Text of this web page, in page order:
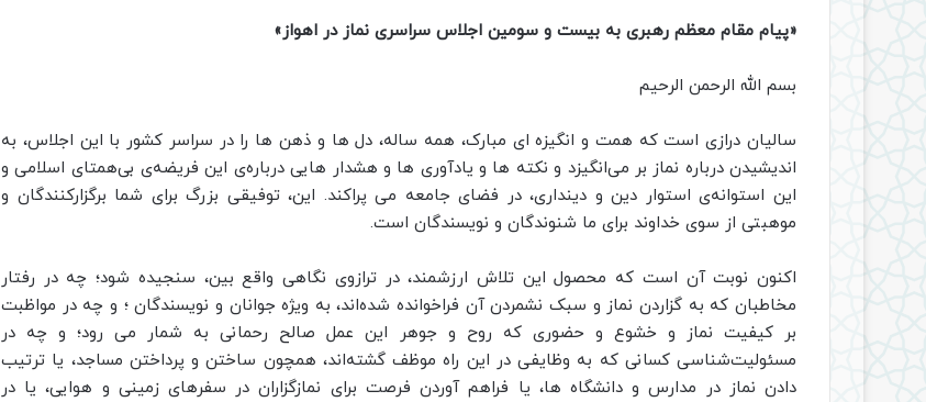
«پیام مقام معظم رهبری به بیست و سومین اجلاس سراسری نماز در اهواز»
بسم ‌الله الرحمن الرحیم
سالیان درازی است که همت و انگیزه‌ ای مبارک‌، همه ساله، دل ها و ذهن ها را در سراسر کشور با این اجلاس، به
اندیشیدن درباره‌ نماز بر می‌انگیزد و نکته‌ ها و یادآوری ها و هشدار هایی درباره‌ی این فریضه‌ی بی‌همتای اسلامی و
این استوانه‌ی استوار دین و دینداری، در فضای جامعه می پراکند. این،‌ توفیقی بزرگ برای شما برگزارکنندگان و
موهبتی از سوی خداوند برای ما شنوندگان و نویسندگان است.
اکنون نوبت آن است که محصول این تلاش ارزشمند، در ترازوی نگاهی واقع ‌بین، سنجیده شود؛ چه در رفتار
مخاطبان که به گزاردن نماز و سبک نشمردن آن فراخوانده شده‌اند، به ویژه جوانان و نویسندگان ؛ و چه در مواظبت
بر کیفیت نماز و خشوع و حضوری که روح و جوهر این عمل صالح رحمانی به شمار می رود؛ و چه در
مسئولیت‌شناسی کسانی که به وظایفی در این راه موظف گشته‌اند، همچون ساختن و پرداختن مساجد، یا ترتیب
دادن نماز در مدارس و دانشگاه ها، یا فراهم آوردن فرصت برای نمازگزاران در سفرهای زمینی و هوایی، یا در